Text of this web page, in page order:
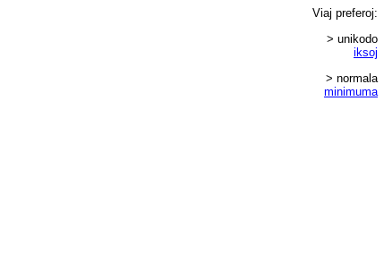
Viaj preferoj:
> unikodo
iksoj
> normala
minimuma